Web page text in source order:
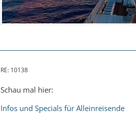
RE: 10138
Schau mal hier:
Infos und Specials für Alleinreisende